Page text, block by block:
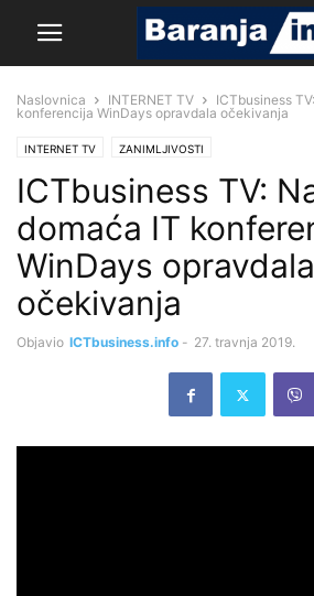
Naslovnica INTERNET TV
ICTbusiness
konferencija WinDays opravdala očekivanja
INTERNET TV ZANIMLJIVOSTI
ICTbusiness TV:
domaća IT
WinDays opravdala
očekivanja
Objavio ICTbusiness.info - 27. travnja 2019.